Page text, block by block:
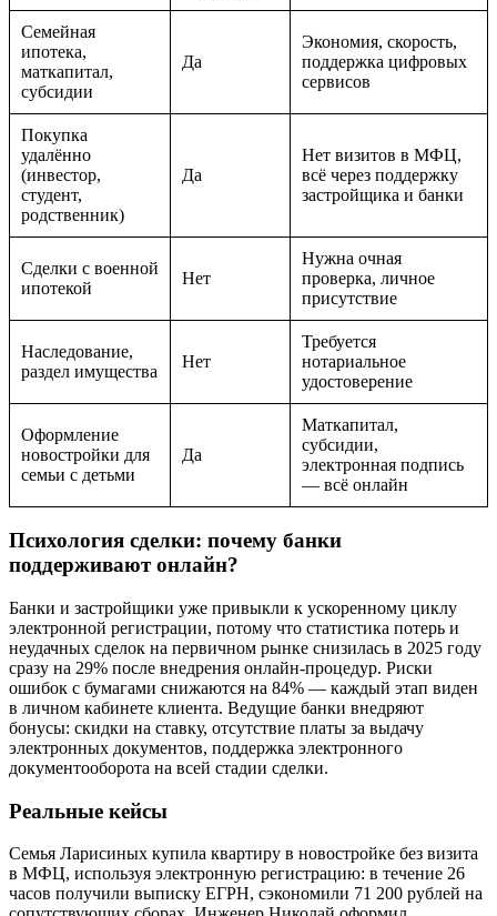
Семейная
ипотека,
маткапитал,
субсидии
Да
Экономия, скорость,
поддержка цифровых
сервисов
Покупка
удалённо
(инвестор,
студент,
родственник)
Да
Нет визитов в МФЦ,
всё через поддержку
застройщика и банки
Сделки с военной
ипотекой
Нет
Нужна очная
проверка, личное
присутствие
Наследование,
раздел имущества
Нет
Требуется
нотариальное
удостоверение
Оформление
новостройки для
семьи с детьми
Да
Маткапитал,
субсидии,
электронная подпись
— всё онлайн
Психология сделки: почему банки
поддерживают онлайн?
Банки и застройщики уже привыкли к ускоренному циклу
электронной регистрации, потому что статистика потерь и
неудачных сделок на первичном рынке снизилась в 2025 году
сразу на 29% после внедрения онлайн-процедур. Риски
ошибок с бумагами снижаются на 84% — каждый этап виден
в личном кабинете клиента. Ведущие банки внедряют
бонусы: скидки на ставку, отсутствие платы за выдачу
электронных документов, поддержка электронного
документооборота на всей стадии сделки.
Реальные кейсы
Семья Ларисиных купила квартиру в новостройке без визита
в МФЦ, используя электронную регистрацию: в течение 26
часов получили выписку ЕГРН, сэкономили 71 200 рублей на